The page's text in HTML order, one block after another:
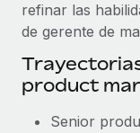
refinar las
de gerente de
product
Senior